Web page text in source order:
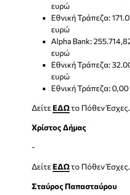
ευρώ
Εθνική Τράπεζα:
ευρώ
Alpha Bank:
ευρώ
Εθνική Τράπεζα:
ευρώ
Εθνική Τράπεζα:
Δείτε ΕΔΩτο Πόθεν Έσχες.
Χρίστος Δήμας
-
Δείτε ΕΔΩτο Πόθεν Έσχες.
Σταύρος Παπασταύρου